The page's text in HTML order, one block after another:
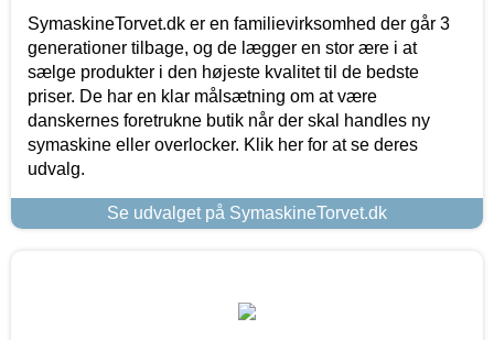
SymaskineTorvet.dk er en familievirksomhed der går 3
generationer tilbage, og de lægger en stor ære i at
sælge produkter i den højeste kvalitet til de bedste
priser. De har en klar målsætning om at være
danskernes foretrukne butik når der skal handles ny
symaskine eller overlocker. Klik her for at se deres
udvalg.
Se udvalget på SymaskineTorvet.dk